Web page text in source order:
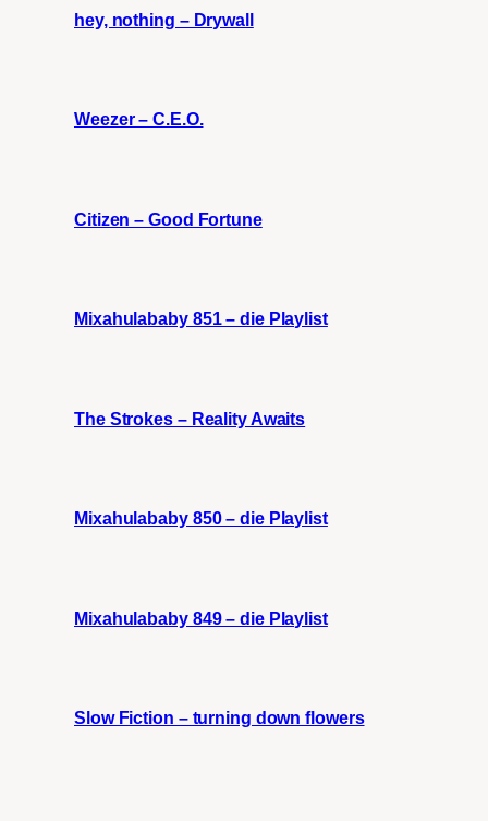
hey, nothing – Drywall
Weezer – C.E.O.
Citizen – Good Fortune
Mixahulababy 851 – die Playlist
The Strokes – Reality Awaits
Mixahulababy 850 – die Playlist
Mixahulababy 849 – die Playlist
Slow Fiction – turning down flowers